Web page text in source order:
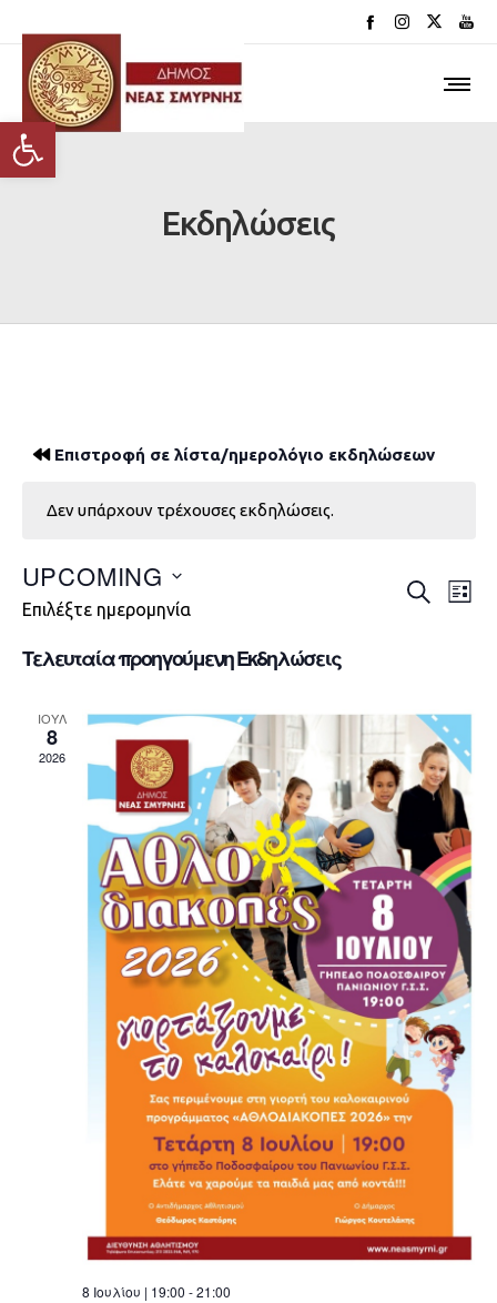
Ανοίξτε τη γραμμή εργαλείων
Εκδηλώσεις
Επιστροφή σε λίστα/ημερολόγιο εκδηλώσεων
Δεν υπάρχουν τρέχουσες εκδηλώσεις.
Views
LIST
UPCOMING
Επιλέξτε ημερομηνία
Τελευταία προηγούμενη Εκδηλώσεις
ΙΟΎΛ
8
2026
8 Ιουλίου | 19:00 -21:00